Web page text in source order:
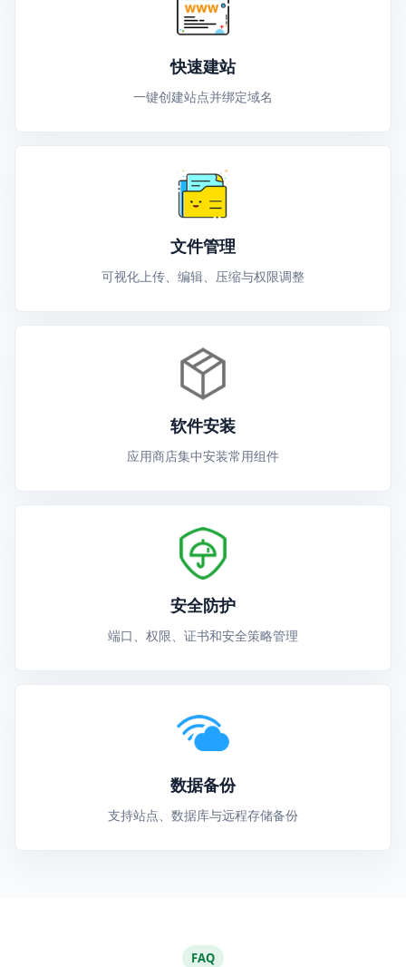
快速建站
一键创建站点并绑定域名
文件管理
可视化上传、编辑、压缩与权限调整
软件安装
应用商店集中安装常用组件
安全防护
端口、权限、证书和安全策略管理
数据备份
支持站点、数据库与远程存储备份
FAQ